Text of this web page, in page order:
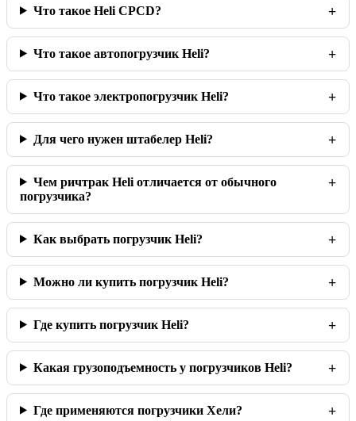
Что такое Heli CPCD?
Что такое автопогрузчик Heli?
Что такое электропогрузчик Heli?
Для чего нужен штабелер Heli?
Чем ричтрак Heli отличается от обычного
погрузчика?
Как выбрать погрузчик Heli?
Можно ли купить погрузчик Heli?
Где купить погрузчик Heli?
Какая грузоподъемность у погрузчиков Heli?
Где применяются погрузчики Хели?